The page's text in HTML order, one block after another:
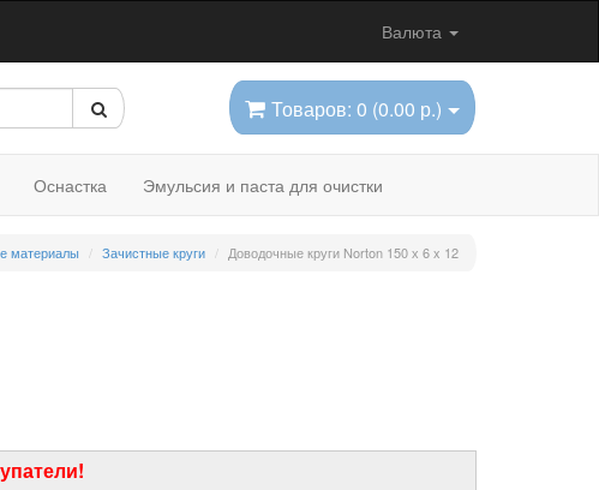
Валюта
Товаров: 0 (0.00 р.)
Оснастка Эмульсия и паста для очистки
материалы Зачистные круги Доводочные круги Norton 150 х 6 x 12